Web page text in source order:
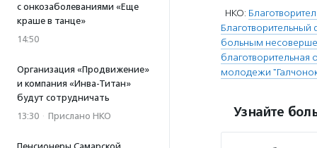
с онкозаболеваниями «Еще
краше в танце»
14:50
Организация «Продвижение»
и компания «Инва-Титан»
будут сотрудничать
13:30 · Прислано НКО
НКО:
больным
благотворительная
молодежи
Узнайте